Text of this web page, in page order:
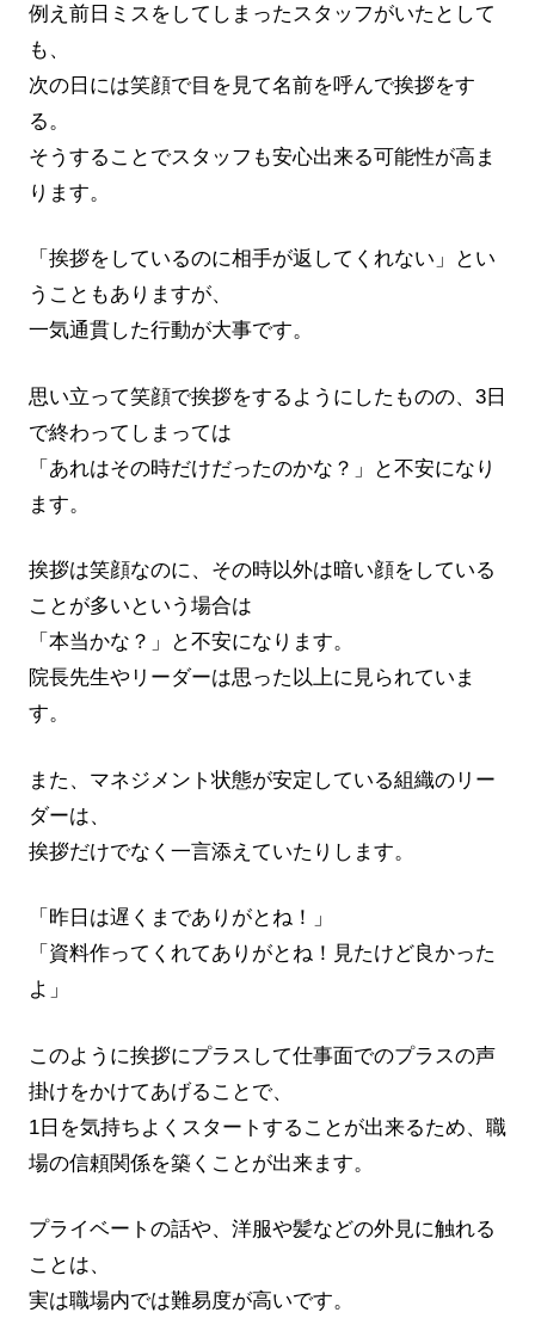
例え前日ミスをしてしまったスタッフがいたとして
も、
次の日には笑顔で目を見て名前を呼んで挨拶をす
る。
そうすることでスタッフも安心出来る可能性が高ま
ります。
「挨拶をしているのに相手が返してくれない」とい
うこともありますが、
一気通貫した行動が大事です。
思い立って笑顔で挨拶をするようにしたものの、3日
で終わってしまっては
「あれはその時だけだったのかな？」と不安になり
ます。
挨拶は笑顔なのに、その時以外は暗い顔をしている
ことが多いという場合は
「本当かな？」と不安になります。
院長先生やリーダーは思った以上に見られていま
す。
また、マネジメント状態が安定している組織のリー
ダーは、
挨拶だけでなく一言添えていたりします。
「昨日は遅くまでありがとね！」
「資料作ってくれてありがとね！見たけど良かった
よ」
このように挨拶にプラスして仕事面でのプラスの声
掛けをかけてあげることで、
1日を気持ちよくスタートすることが出来るため、職
場の信頼関係を築くことが出来ます。
プライベートの話や、洋服や髪などの外見に触れる
ことは、
実は職場内では難易度が高いです。